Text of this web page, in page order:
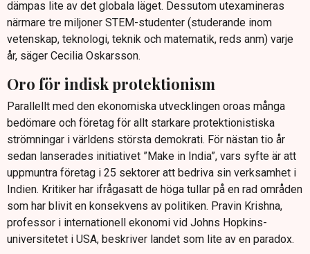
dämpas lite av det globala läget. Dessutom utexamineras
närmare tre miljoner STEM-studenter (studerande inom
vetenskap, teknologi, teknik och matematik, reds anm) varje
år, säger Cecilia Oskarsson.
Oro för indisk protektionism
Parallellt med den ekonomiska utvecklingen oroas många
bedömare och företag för allt starkare protektionistiska
strömningar i världens största demokrati. För nästan tio år
sedan lanserades initiativet ”Make in India”, vars syfte är att
uppmuntra företag i 25 sektorer att bedriva sin verksamhet i
Indien. Kritiker har ifrågasatt de höga tullar på en rad områden
som har blivit en konsekvens av politiken. Pravin Krishna,
professor i internationell ekonomi vid Johns Hopkins-
universitetet i USA, beskriver landet som lite av en paradox.